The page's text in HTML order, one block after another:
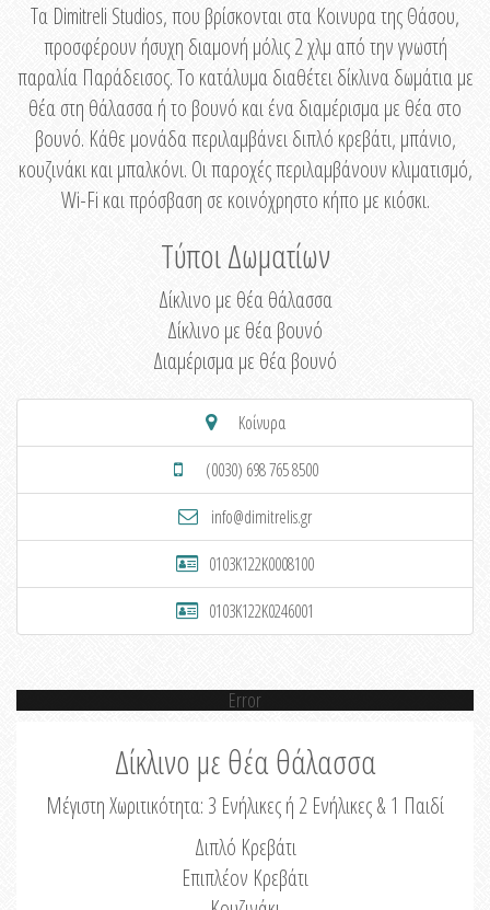
Τα Dimitreli Studios, που βρίσκονται στα Κοινυρα της Θάσου,
προσφέρουν ήσυχη διαμονή μόλις 2 χλμ από την γνωστή
παραλία Παράδεισος. Το κατάλυμα διαθέτει δίκλινα δωμάτια με
θέα στη θάλασσα ή το βουνό και ένα διαμέρισμα με θέα στο
βουνό. Κάθε μονάδα περιλαμβάνει διπλό κρεβάτι, μπάνιο,
κουζινάκι και μπαλκόνι. Οι παροχές περιλαμβάνουν κλιματισμό,
Wi-Fi και πρόσβαση σε κοινόχρηστο κήπο με κιόσκι.
Τύποι Δωματίων
Δίκλινο με θέα θάλασσα
Δίκλινο με θέα βουνό
Διαμέρισμα με θέα βουνό
Κοίνυρα
(0030) 698 765 8500
info@dimitrelis.gr
0103K122K0008100
0103K122K0246001
Error
Δίκλινο με θέα θάλασσα
Μέγιστη Χωριτικότητα: 3 Ενήλικες ή 2 Ενήλικες & 1 Παιδί
Διπλό Κρεβάτι
Επιπλέον Κρεβάτι